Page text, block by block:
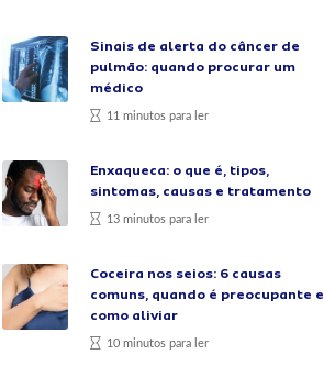
Sinais de alerta do câncer de
pulmão: quando procurar um
médico
11 minutos para ler
Enxaqueca: o que é, tipos,
sintomas, causas e tratamento
13 minutos para ler
Coceira nos seios: 6 causas
comuns, quando é preocupante e
como aliviar
10 minutos para ler